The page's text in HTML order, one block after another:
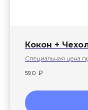
Кокон +
Специальная цена
590 ₽